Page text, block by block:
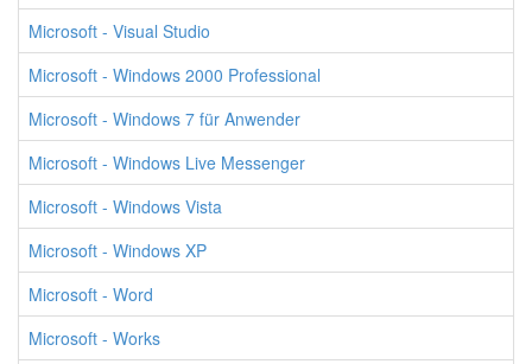
Microsoft - Visual Studio
Microsoft - Windows 2000 Professional
Microsoft - Windows 7 für Anwender
Microsoft - Windows Live Messenger
Microsoft - Windows Vista
Microsoft - Windows XP
Microsoft - Word
Microsoft - Works